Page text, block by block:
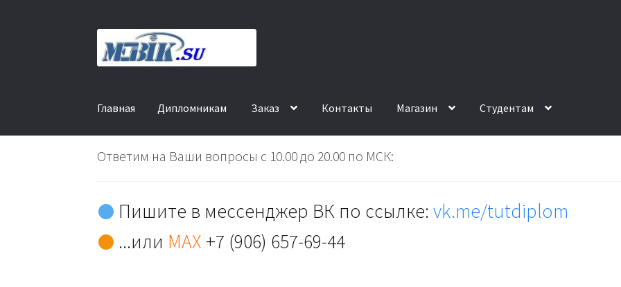
Перейти
навигации
Перейти
содержимому
Главная Дипломникам Заказ Контакты Магазин Студентам
Ответим на Ваши вопросы с 10.00 до 20.00 по МСК:
Пишите в мессенджер ВК по ссылке:vk.me/tutdiplom
...или MAX +7 (906) 657-69-44